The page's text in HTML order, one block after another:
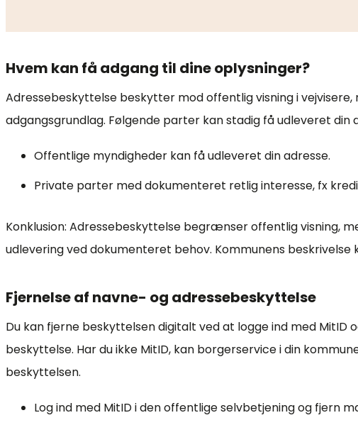
Hvem kan få adgang til dine oplysninger?
Adressebeskyttelse beskytter mod offentlig visning i vejvisere,
adgangsgrundlag. Følgende parter kan stadig få udleveret din
Offentlige myndigheder kan få udleveret din adresse.
Private parter med dokumenteret retlig interesse, fx
Konklusion: Adressebeskyttelse begrænser offentlig visning,
udlevering ved dokumenteret behov. Kommunens beskrivelse
Fjernelse af navne- og adressebeskyttelse
Du kan fjerne beskyttelsen digitalt ved at logge ind med MitID
beskyttelse. Har du ikke MitID, kan borgerservice i din
beskyttelsen.
Log ind med MitID i den offentlige selvbetjening og fjern